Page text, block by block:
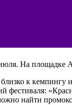
На площадке
к кемпингу
фестиваля:
найти